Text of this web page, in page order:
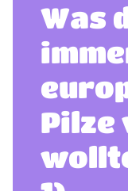
Was
Pilze